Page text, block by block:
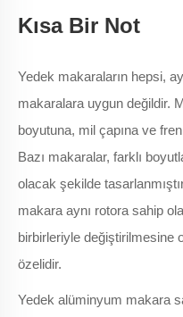
Kısa Bir Not
Yedek makaraların hepsi,
makaralara uygun değildir.
boyutuna, mil çapına ve fren
Bazı makaralar, farklı
olacak şekilde
makara aynı rotora sahip
birbirleriyle değiştirilmesine
özelidir.
Yedek alüminyum makara